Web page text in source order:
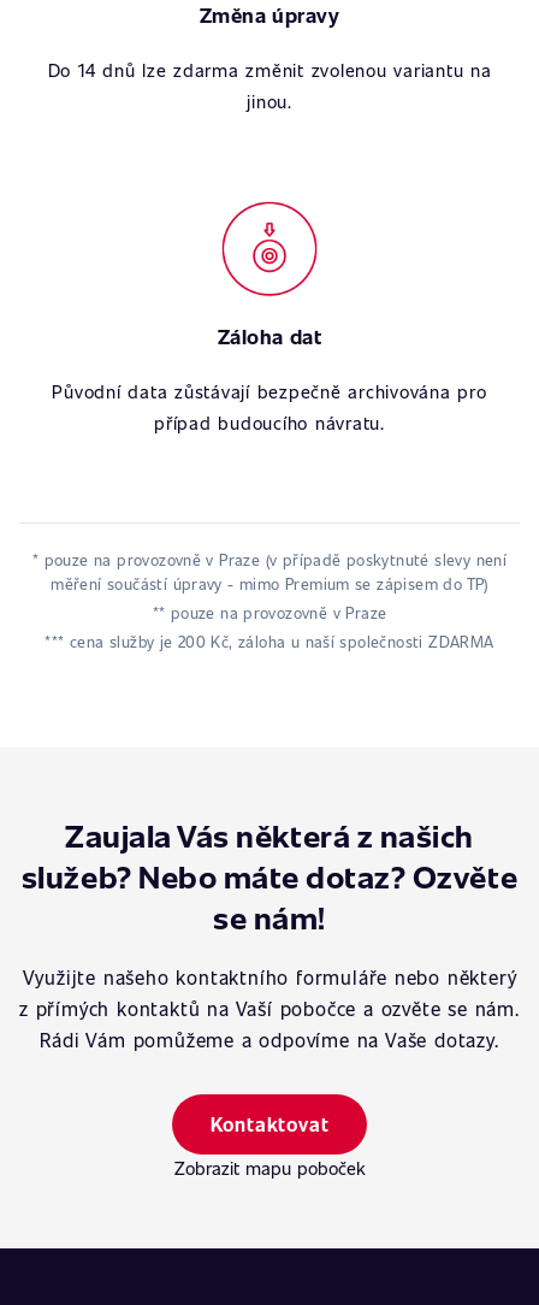
Změna úpravy
Do 14 dnů lze zdarma změnit zvolenou variantu na
jinou.
Záloha dat
Původní data zůstávají bezpečně archivována pro
případ budoucího návratu.
* pouze na provozovně v Praze (v případě poskytnuté slevy není
měření součástí úpravy - mimo Premium se zápisem do TP)
** pouze na provozovně v Praze
*** cena služby je 200 Kč, záloha u naší společnosti ZDARMA
Zaujala Vás některá z našich
služeb? Nebo máte dotaz? Ozvěte
se nám!
Využijte našeho kontaktního formuláře nebo některý
z přímých kontaktů na Vaší pobočce a ozvěte se nám.
Rádi Vám pomůžeme a odpovíme na Vaše dotazy.
Kontaktovat
Zobrazit mapu poboček